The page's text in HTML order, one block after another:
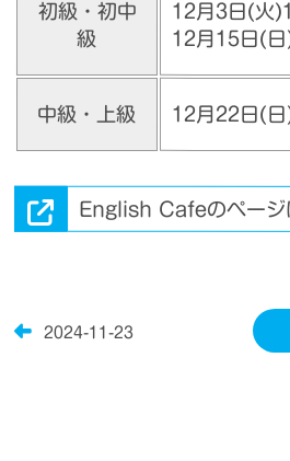
初級・初中
級
12月3日(火
12月15日(
中級・上級 12月22日(
English Cafeのページ
2024-11-23